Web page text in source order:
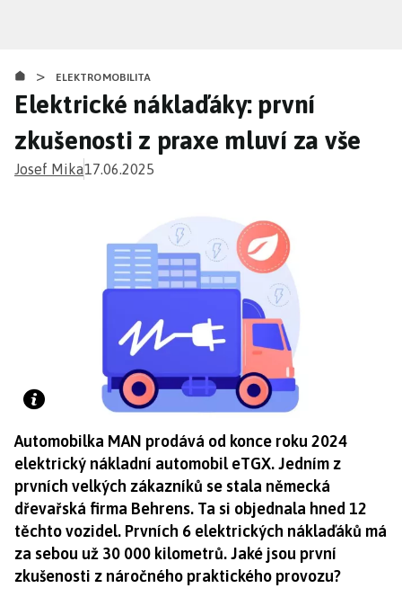
obsahu
> ELEKTROMOBILITA
Elektrické náklaďáky: první
zkušenosti z praxe mluví za vše
Josef Mika17.06.2025
Automobilka MAN prodává od konce roku 2024
elektrický nákladní automobil eTGX. Jedním z
prvních velkých zákazníků se stala německá
dřevařská firma Behrens. Ta si objednala hned 12
těchto vozidel. Prvních 6 elektrických náklaďáků má
za sebou už 30 000 kilometrů. Jaké jsou první
zkušenosti z náročného praktického provozu?